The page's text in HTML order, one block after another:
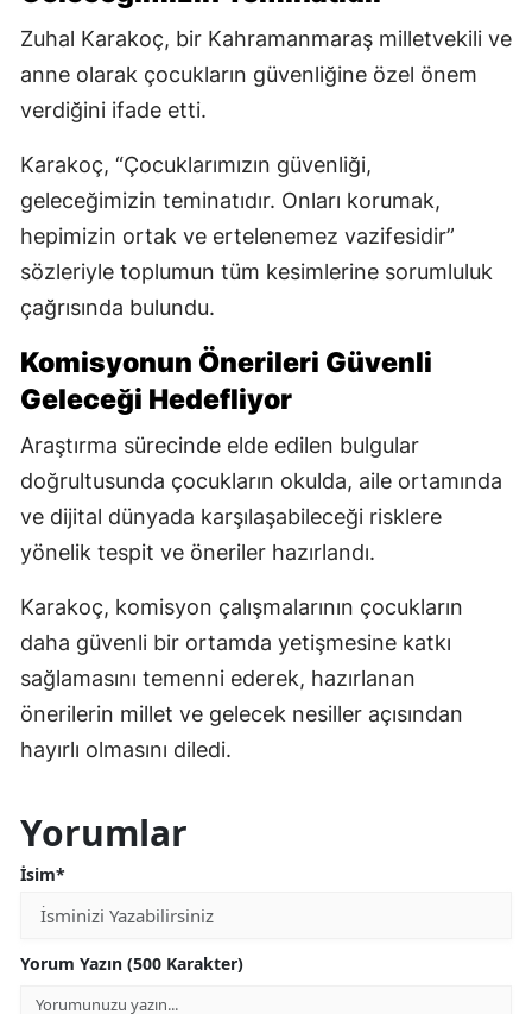
Zuhal Karakoç, bir Kahramanmaraş milletvekili ve
anne olarak çocukların güvenliğine özel önem
verdiğini ifade etti.
Karakoç, “Çocuklarımızın güvenliği,
geleceğimizin teminatıdır. Onları korumak,
hepimizin ortak ve ertelenemez vazifesidir”
sözleriyle toplumun tüm kesimlerine sorumluluk
çağrısında bulundu.
Komisyonun Önerileri Güvenli
Geleceği Hedefliyor
Araştırma sürecinde elde edilen bulgular
doğrultusunda çocukların okulda, aile ortamında
ve dijital dünyada karşılaşabileceği risklere
yönelik tespit ve öneriler hazırlandı.
Karakoç, komisyon çalışmalarının çocukların
daha güvenli bir ortamda yetişmesine katkı
sağlamasını temenni ederek, hazırlanan
önerilerin millet ve gelecek nesiller açısından
hayırlı olmasını diledi.
Yorumlar
İsim*
Yorum Yazın (500 Karakter)